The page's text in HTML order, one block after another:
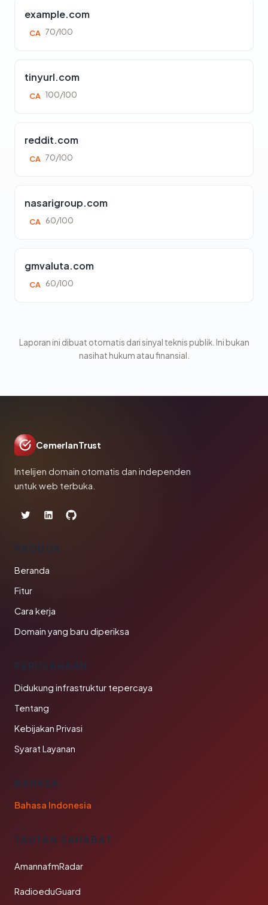
example.com
CA 70/100
tinyurl.com
CA 100/100
reddit.com
CA 70/100
nasarigroup.com
CA 60/100
gmvaluta.com
CA 60/100
Laporan ini dibuat otomatis dari sinyal teknis publik. Ini bukan
nasihat hukum atau finansial.
CemerlanTrust
Intelijen domain otomatis dan independen
untuk web terbuka.
PRODUK
Beranda
Fitur
Cara kerja
Domain yang baru diperiksa
PERUSAHAAN
Didukung infrastruktur tepercaya
Tentang
Kebijakan Privasi
Syarat Layanan
BAHASA
Bahasa Indonesia
TAUTAN SAHABAT
AmannafmRadar
RadioeduGuard